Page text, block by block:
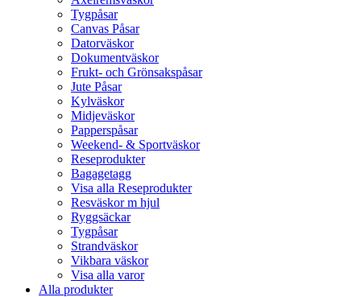
Tygpåsar
Canvas Påsar
Datorväskor
Dokumentväskor
Frukt- och Grönsakspåsar
Jute Påsar
Kylväskor
Midjeväskor
Papperspåsar
Weekend- & Sportväskor
Reseprodukter
Bagagetagg
Visa alla Reseprodukter
Resväskor m hjul
Ryggsäckar
Tygpåsar
Strandväskor
Vikbara väskor
Visa alla varor
Alla produkter